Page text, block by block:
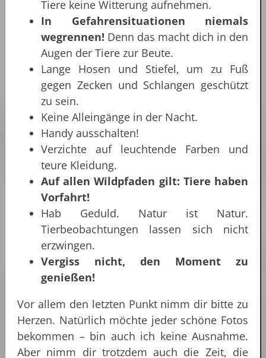
Tiere keine Witterung aufnehmen.
In Gefahrensituationen niemals
wegrennen! Denn das macht dich in den
Augen der Tiere zur Beute.
Lange Hosen und Stiefel, um zu Fuß
gegen Zecken und Schlangen geschützt
zu sein.
Keine Alleingänge in der Nacht.
Handy ausschalten!
Verzichte auf leuchtende Farben und
teure Kleidung.
Auf allen Wildpfaden gilt: Tiere haben
Vorfahrt!
Hab Geduld. Natur ist Natur.
Tierbeobachtungen lassen sich nicht
erzwingen.
Vergiss nicht, den Moment zu
genießen!
Vor allem den letzten Punkt nimm dir bitte zu
Herzen. Natürlich möchte jeder schöne Fotos
bekommen – bin auch ich keine Ausnahme.
Aber nimm dir trotzdem auch die Zeit, die